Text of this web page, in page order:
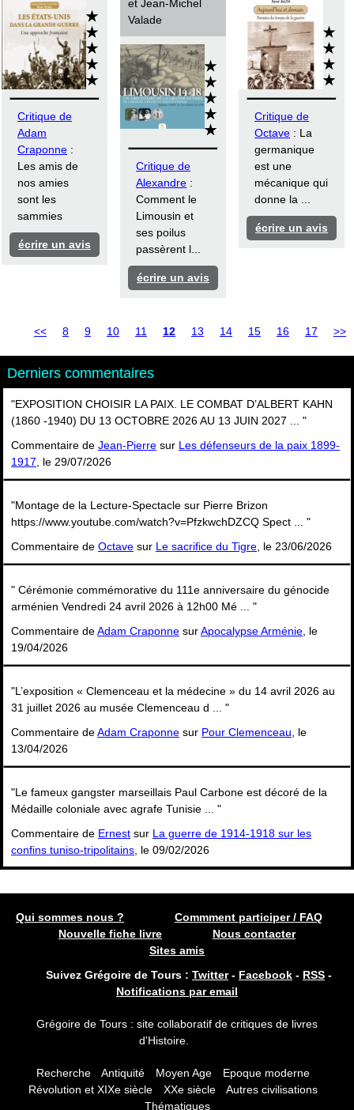
Critique de
Adam
Craponne :
Les amis de
nos amies
sont les
sammies
écrire un avis
et Jean-Michel
Valade
Critique de
Alexandre :
Comment le
Limousin et
ses poilus
passèrent l...
écrire un avis
Critique de
Octave : La
germanique
est une
mécanique qui
donne la ...
écrire un avis
<< 8 9 10 11 12 13 14 15 16 17 >>
Derniers commentaires
"EXPOSITION CHOISIR LA PAIX. LE COMBAT D’ALBERT KAHN
(1860 -1940) DU 13 OCTOBRE 2026 AU 13 JUIN 2027 ... "
Commentaire de Jean-Pierre sur Les défenseurs de la paix 1899-
1917 , le 29/07/2026
"Montage de la Lecture-Spectacle sur Pierre Brizon
https://www.youtube.com/watch?v=PfzkwchDZCQ Spect ... "
Commentaire de Octave sur Le sacrifice du Tigre , le 23/06/2026
" Cérémonie commémorative du 111e anniversaire du génocide
arménien Vendredi 24 avril 2026 à 12h00 Mé ... "
Commentaire deAdam Craponne surApocalypse Arménie , le
19/04/2026
"L’exposition « Clemenceau et la médecine » du 14 avril 2026 au
31 juillet 2026 au musée Clemenceau d ... "
Commentaire deAdam Craponne sur Pour Clemenceau , le
13/04/2026
"Le fameux gangster marseillais Paul Carbone est décoré de la
Médaille coloniale avec agrafe Tunisie ... "
Commentaire de Ernest sur La guerre de 1914-1918 sur les
confins tuniso-tripolitains , le 09/02/2026
Qui sommes nous ?
Commment participer / FAQ
Nouvelle fiche livre
Nous contacter
Sites amis
Suivez Grégoire de Tours : Twitter- Facebook - RSS -
Notifications par email
Grégoire de Tours : site collaboratif de critiques de livres
d'Histoire.
Recherche Antiquité Moyen Age
Epoque moderne
Révolution et XIXe siècle
XXe siècle
Autres civilisations
Thématiques